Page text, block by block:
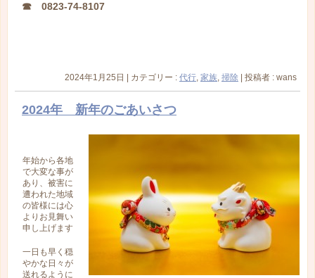
☎ 0823-74-8107
2024年1月25日 | カテゴリー : 代行 家族 掃除 | 投稿者 : wans
2024年 新年のごあいさつ
年始から各地
で大変な事が
あり、被害に
遭われた地域
の皆様には心
よりお見舞い
申し上げます
一日も早く穏
やかな日々が
送れるように